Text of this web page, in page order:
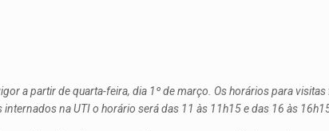
a partir de quarta-feira, dia 1º de março. Os horários para
na UTI o horário será das 11 às 11h15 e das 16 às